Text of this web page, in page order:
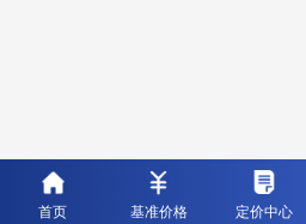
首页 基准价格 定价中心